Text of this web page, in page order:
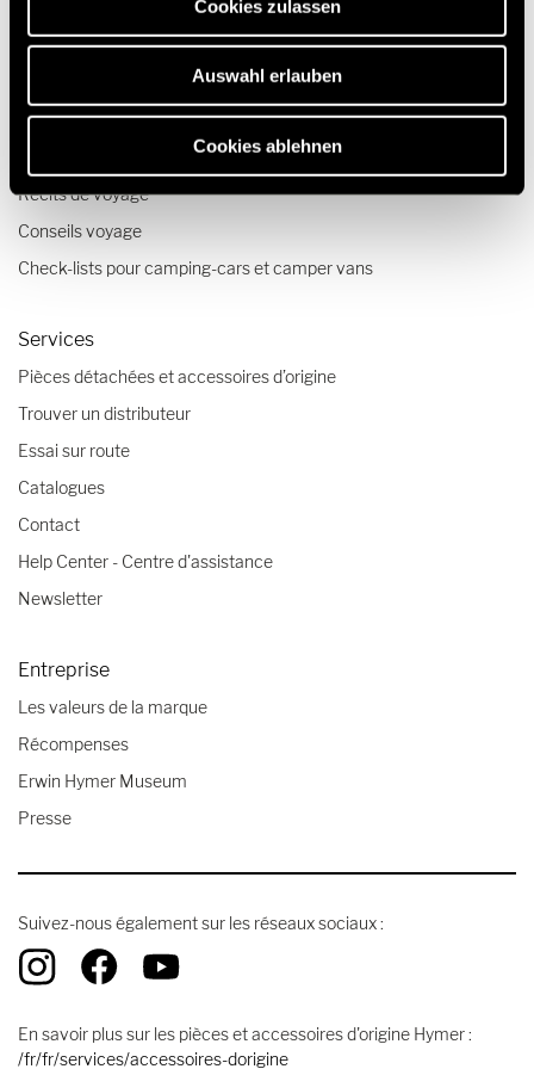
Cookies zulassen
Auswahl erlauben
Cookies ablehnen
Vidéos Quickstart sur les camping-cars HYMER
Configurateur camping-car et fourgon aménagé
Voyages & expériences
Récits de voyage
Conseils voyage
Check-lists pour camping-cars et camper vans
Services
Pièces détachées et accessoires d’origine
Trouver un distributeur
Essai sur route
Catalogues
Contact
Help Center - Centre d'assistance
Newsletter
Entreprise
Les valeurs de la marque
Récompenses
Erwin Hymer Museum
Presse
Suivez-nous également sur les réseaux sociaux :
En savoir plus sur les pièces et accessoires d'origine Hymer :
/fr/fr/services/accessoires-dorigine